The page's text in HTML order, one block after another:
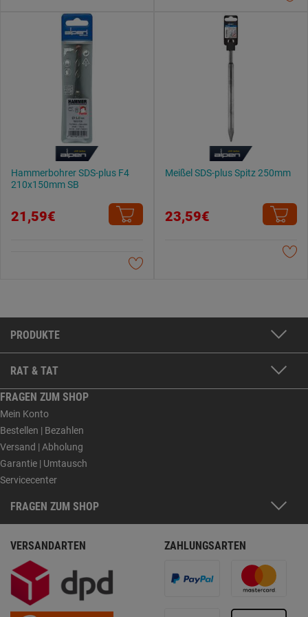
Hammerbohrer SDS-plus F4
210x150mm SB
21,59€
Meißel SDS-plus Spitz 250mm
23,59€
PRODUKTE
RAT & TAT
FRAGEN ZUM SHOP
Mein Konto
Bestellen | Bezahlen
Versand | Abholung
Garantie | Umtausch
Servicecenter
FRAGEN ZUM SHOP
VERSANDARTEN ZAHLUNGSARTEN